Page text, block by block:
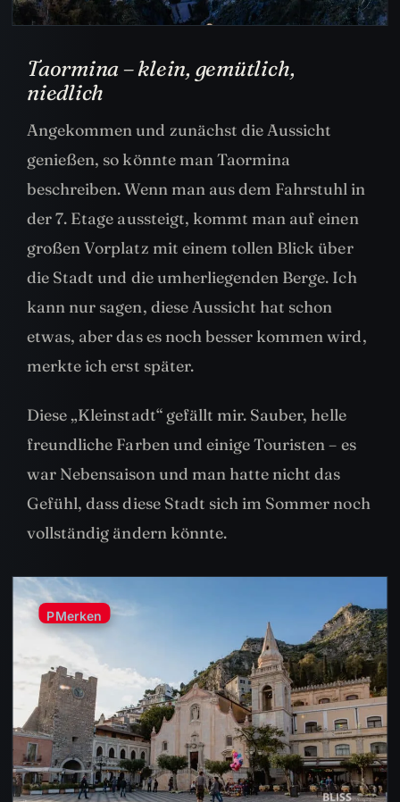
Taormina – klein, gemütlich,
niedlich
Angekommen und zunächst die Aussicht
genießen, so könnte man Taormina
beschreiben. Wenn man aus dem Fahrstuhl in
der 7. Etage aussteigt, kommt man auf einen
großen Vorplatz mit einem tollen Blick über
die Stadt und die umherliegenden Berge. Ich
kann nur sagen, diese Aussicht hat schon
etwas, aber das es noch besser kommen wird,
merkte ich erst später.
Diese „Kleinstadt“ gefällt mir. Sauber, helle
freundliche Farben und einige Touristen – es
war Nebensaison und man hatte nicht das
Gefühl, dass diese Stadt sich im Sommer noch
vollständig ändern könnte.
PMerken